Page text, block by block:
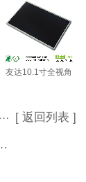
友达10.1寸全视角
[ 返回列表 ]